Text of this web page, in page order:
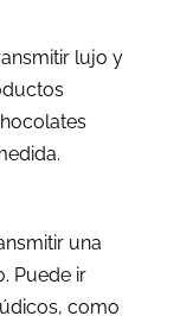
lujo y
una
Puede ir
como